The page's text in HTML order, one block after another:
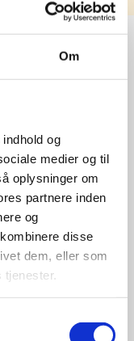
Om
og
medier og til
oplysninger om
partnere inden
og
disse
dem, eller som
og stor
vi
for